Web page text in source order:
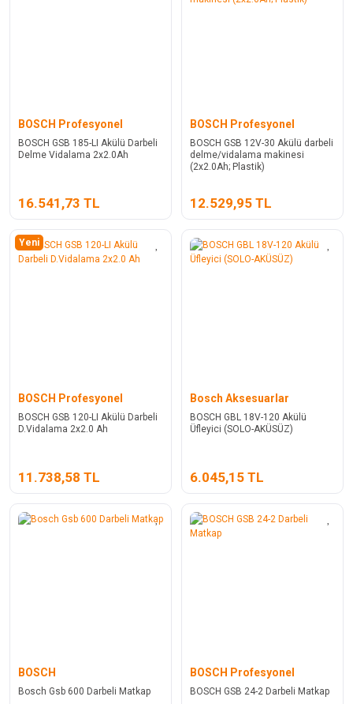
BOSCH Profesyonel
BOSCH GSB 185-LI Akülü Darbeli
Delme Vidalama 2x2.0Ah
16.541,73 TL
BOSCH Profesyonel
BOSCH GSB 12V-30 Akülü darbeli
delme/vidalama makinesi
(2x2.0Ah; Plastik)
12.529,95 TL
Yeni
BOSCH Profesyonel
BOSCH GSB 120-LI Akülü Darbeli
D.Vidalama 2x2.0 Ah
11.738,58 TL
Bosch Aksesuarlar
BOSCH GBL 18V-120 Akülü
Üfleyici (SOLO-AKÜSÜZ)
6.045,15 TL
BOSCH
Bosch Gsb 600 Darbeli Matkap
BOSCH Profesyonel
BOSCH GSB 24-2 Darbeli Matkap